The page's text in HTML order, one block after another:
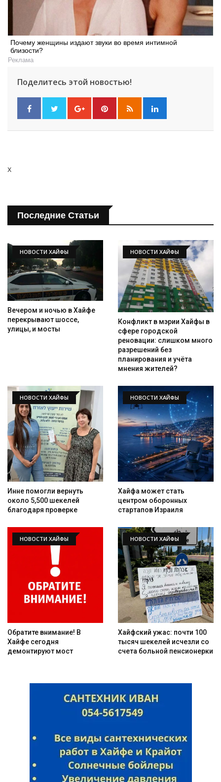
Почему женщины издают звуки во время интимной
близости?
Реклама
Поделитесь этой новостью!
x
Последние Статьи
НОВОСТИ ХАЙФЫ
Вечером и ночью в Хайфе
перекрывают шоссе,
улицы, и мосты
НОВОСТИ ХАЙФЫ
Конфликт в мэрии Хайфы в
сфере городской
реновации: слишком много
разрешений без
планирования и учёта
мнения жителей?
НОВОСТИ ХАЙФЫ
Инне помогли вернуть
около 5,500 шекелей
благодаря проверке
НОВОСТИ ХАЙФЫ
Хайфа может стать
центром оборонных
стартапов Израиля
НОВОСТИ ХАЙФЫ
Обратите внимание! В
Хайфе сегодня
демонтируют мост
НОВОСТИ ХАЙФЫ
Хайфский ужас: почти 100
тысяч шекелей исчезли со
счета больной пенсионерки